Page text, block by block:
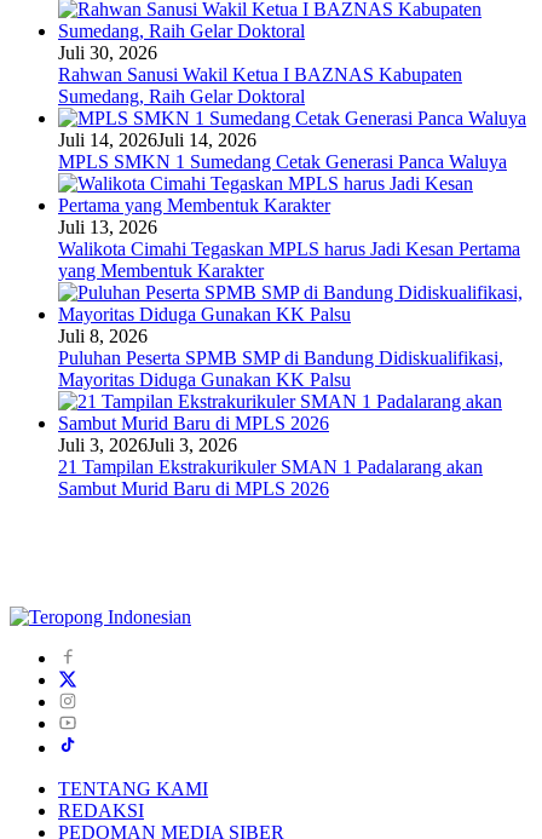
Juli 30, 2026
Rahwan Sanusi Wakil Ketua I BAZNAS Kabupaten
Sumedang, Raih Gelar Doktoral
Juli 14, 2026Juli 14, 2026
MPLS SMKN 1 Sumedang Cetak Generasi Panca Waluya
Juli 13, 2026
Walikota Cimahi Tegaskan MPLS harus Jadi Kesan Pertama
yang Membentuk Karakter
Juli 8, 2026
Puluhan Peserta SPMB SMP di Bandung Didiskualifikasi,
Mayoritas Diduga Gunakan KK Palsu
Juli 3, 2026Juli 3, 2026
21 Tampilan Ekstrakurikuler SMAN 1 Padalarang akan
Sambut Murid Baru di MPLS 2026
TENTANG KAMI
REDAKSI
PEDOMAN MEDIA SIBER